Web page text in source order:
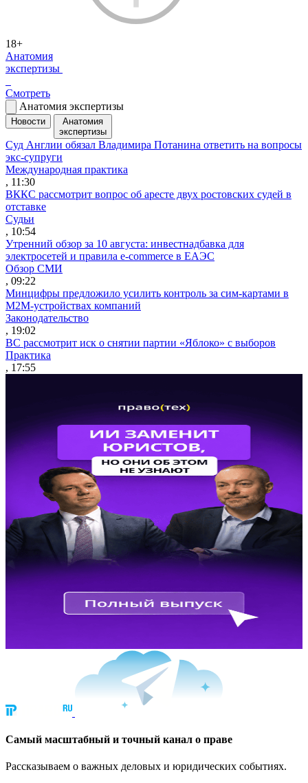
18+
Анатомия
экспертизы
Смотреть
Анатомия экспертизы
Новости
Анатомия
экспертизы
Суд Англии обязал Владимира Потанина ответить на вопросы
экс-супруги
Международная практика
, 11:30
ВККС рассмотрит вопрос об аресте двух ростовских судей в
отставке
Судьи
, 10:54
Утренний обзор за 10 августа: инвестнадбавка для
электросетей и правила e-commerce в ЕАЭС
Обзор СМИ
, 09:22
Минцифры предложило усилить контроль за сим-картами в
M2M-устройствах компаний
Законодательство
, 19:02
ВС рассмотрит иск о снятии партии «Яблоко» с выборов
Практика
, 17:55
Cамый масштабный и точный канал о праве
Рассказываем о важных деловых и юридических событиях.